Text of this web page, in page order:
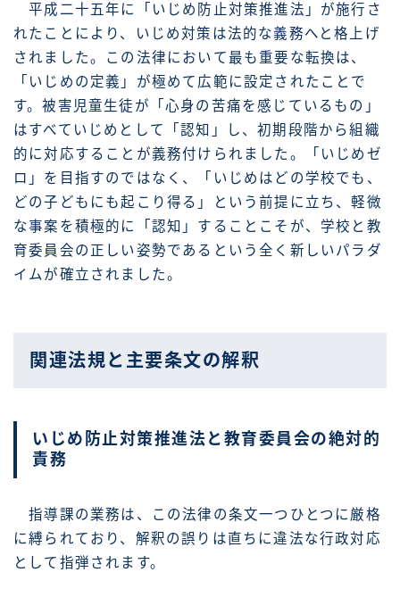
平成二十五年に「いじめ防止対策推進法」が施行さ
れたことにより、いじめ対策は法的な義務へと格上げ
されました。この法律において最も重要な転換は、
「いじめの定義」が極めて広範に設定されたことで
す。被害児童生徒が「心身の苦痛を感じているもの」
はすべていじめとして「認知」し、初期段階から組織
的に対応することが義務付けられました。「いじめゼ
ロ」を目指すのではなく、「いじめはどの学校でも、
どの子どもにも起こり得る」という前提に立ち、軽微
な事案を積極的に「認知」することこそが、学校と教
育委員会の正しい姿勢であるという全く新しいパラダ
イムが確立されました。
関連法規と主要条文の解釈
いじめ防止対策推進法と教育委員会の絶対的
責務
指導課の業務は、この法律の条文一つひとつに厳格
に縛られており、解釈の誤りは直ちに違法な行政対応
として指弾されます。